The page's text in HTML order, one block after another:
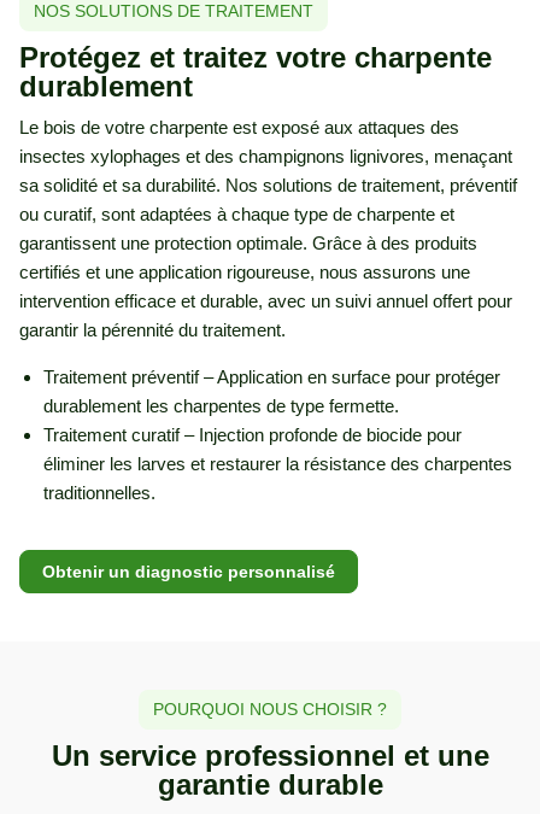
NOS SOLUTIONS DE TRAITEMENT
Protégez et traitez votre charpente
durablement
Le bois de votre charpente est exposé aux attaques des
insectes xylophages et des champignons lignivores, menaçant
sa solidité et sa durabilité. Nos solutions de traitement, préventif
ou curatif, sont adaptées à chaque type de charpente et
garantissent une protection optimale. Grâce à des produits
certifiés et une application rigoureuse, nous assurons une
intervention efficace et durable, avec un suivi annuel offert pour
garantir la pérennité du traitement.
Traitement préventif – Application en surface pour protéger
durablement les charpentes de type fermette.
Traitement curatif – Injection profonde de biocide pour
éliminer les larves et restaurer la résistance des charpentes
traditionnelles.
Obtenir un diagnostic personnalisé
POURQUOI NOUS CHOISIR ?
Un service professionnel et une
garantie durable